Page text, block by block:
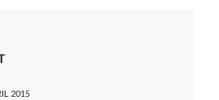
2015